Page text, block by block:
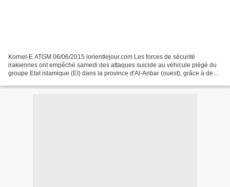
Kornet-E ATGM 06/06/2015 lorientlejour.com Les forces de sécurité
irakiennes ont empêché samedi des attaques suicide au véhicule piégé du
groupe Etat islamique (EI) dans la province d'Al-Anbar (ouest), grâce à des